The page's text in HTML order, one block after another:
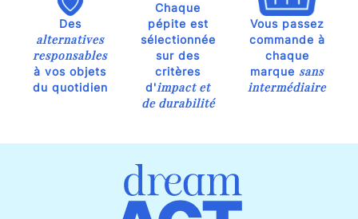
Des
alternatives
responsables
à vos objets
du quotidien
Chaque
pépite est
sélectionnée
sur des
critères
d'impact et
de durabilité
Vous passez
commande à
chaque
marque sans
intermédiaire